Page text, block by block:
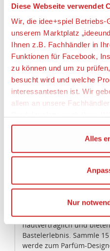
Diese Webseite verwendet
Wir, die idee+spiel Betriebs-
unserem Marktplatz
Ihnen z.B. Fachhändler in
Funktionen für Facebook,
zu können und um zu
besucht wird und welche
interessantesten ist. Wir
allem an unsere
Wir verwenden den Google
Dienste einzubinden.
Wenn Sie auf „Alles
Ihrer personenbezogener
Die USA ist ein Drittland,
Kommission erfasst wird,
Schutzniveau für
Alles
Nur
Artikeldetails
MGA 547037-EUC MGA s
Fragrances,
Artikelbeschreibung:
Lieferumfang: 1 x
Fragrances nach dem
Stelle dein persönliches
verschiedene Düfte nach
entdecke die Welt der
hautverträglich und
Bastelerlebnis. Sammle
werde zum Parfüm-